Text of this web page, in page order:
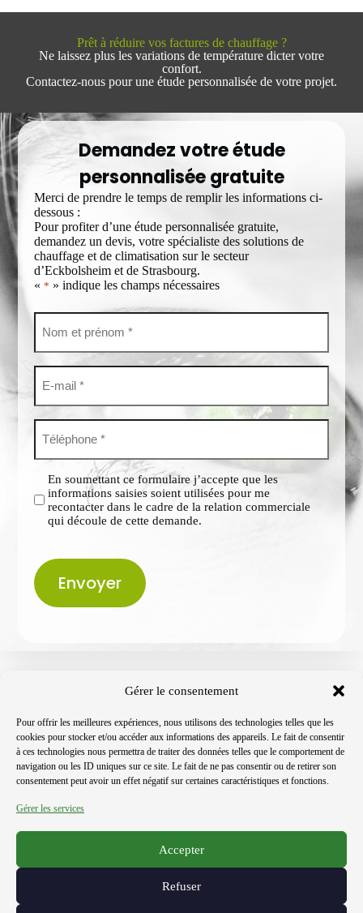
Gérer le consentement
Pour offrir les meilleures expériences, nous utilisons des technologies telles que les
cookies pour stocker et/ou accéder aux informations des appareils. Le fait de consentir
à ces technologies nous permettra de traiter des données telles que le comportement de
navigation ou les ID uniques sur ce site. Le fait de ne pas consentir ou de retirer son
consentement peut avoir un effet négatif sur certaines caractéristiques et fonctions.
Gérer les services
Accepter
Refuser
Prêt à réduire vos factures de chauffage ?
Ne laissez plus les variations de température dicter votre
confort.
Contactez-nous pour une étude personnalisée de votre projet.
Demandez votre étude
personnalisée gratuite
Merci de prendre le temps de remplir les informations ci-
dessous :
Pour profiter d’une étude personnalisée gratuite,
demandez un devis, votre spécialiste des solutions de
chauffage et de climatisation sur le secteur
d’Eckbolsheim et de Strasbourg.
«* » indique les champs nécessaires
Nom
E-
mail*
Téléphone
Sans
titre*
En soumettant ce formulaire j’accepte que les
informations saisies soient utilisées pour me
recontacter dans le cadre de la relation commerciale
qui découle de cette demande.
Envoyer
2 Rue Ettore Bugatti 67201 Eckbolsheim • Tél. : 03 90